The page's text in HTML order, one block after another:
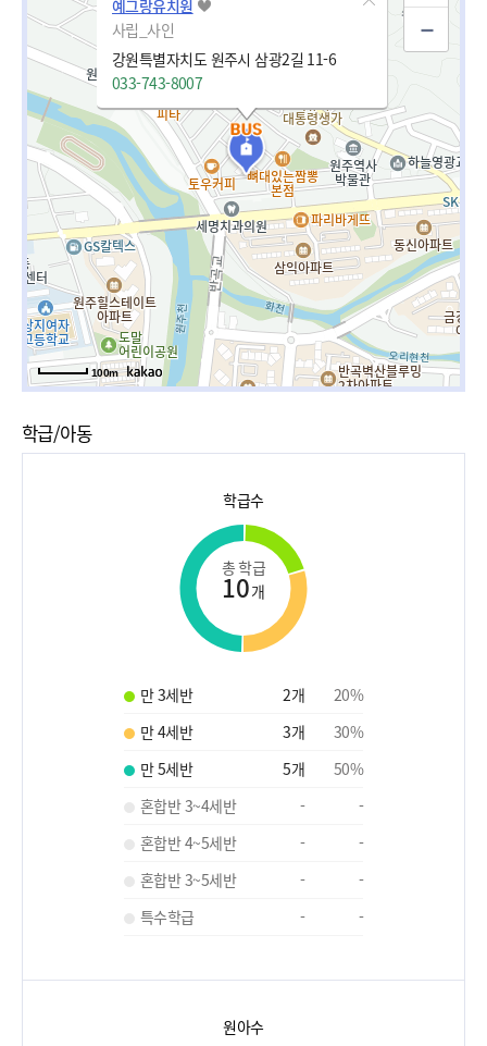
예그랑유치원
사립_사인
강원특별자치도 원주시 삼광2길 11-6
033-743-8007
100m
학급/아동
학급수
총 학급
10개
만 3세반 2개 20%
만 4세반
3개 30%
만 5세반
5개 50%
혼합반 3~4세반
-
-
혼합반 4~5세반
-
-
혼합반 3~5세반
-
-
특수학급
- -
원아수